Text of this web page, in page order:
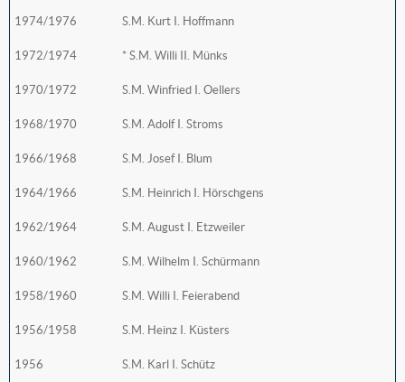
1974/1976 S.M. Kurt I. Hoffmann
1972/1974 * S.M. Willi II. Münks
1970/1972 S.M. Winfried I. Oellers
1968/1970 S.M. Adolf I. Stroms
1966/1968 S.M. Josef I. Blum
1964/1966 S.M. Heinrich I. Hörschgens
1962/1964 S.M. August I. Etzweiler
1960/1962 S.M. Wilhelm I. Schürmann
1958/1960 S.M. Willi I. Feierabend
1956/1958 S.M. Heinz I. Küsters
1956 S.M. Karl I. Schütz